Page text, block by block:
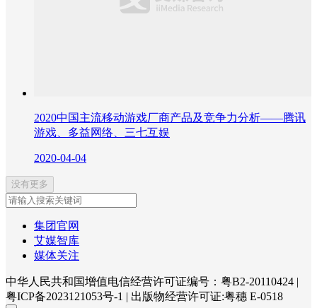
2020中国主流移动游戏厂商产品及竞争力分析——腾讯
游戏、多益网络、三七互娱
2020-04-04
没有更多
集团官网
艾媒智库
媒体关注
中华人民共和国增值电信经营许可证编号：粤B2-20110424 |
粤ICP备2023121053号-1 | 出版物经营许可证:粤穗 E-0518